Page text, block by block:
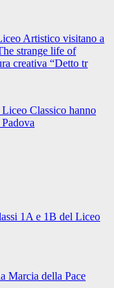
Artistico visitano a
strange life of
creativa “Detto tr
Classico hanno
1A e 1B del Liceo
Marcia della Pace